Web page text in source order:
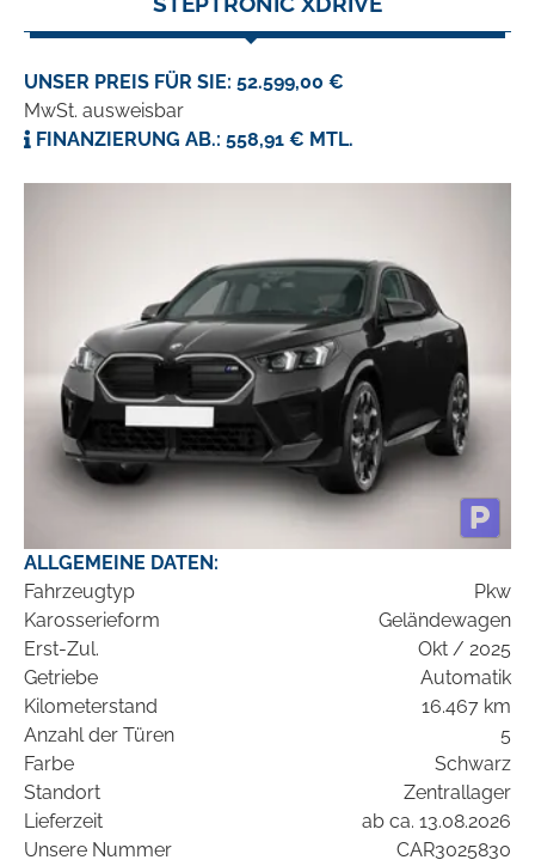
UNSER PREIS FÜR SIE: 52.599,00 €
MwSt. ausweisbar
FINANZIERUNG AB.: 558,91 € MTL.
ALLGEMEINE DATEN:
Fahrzeugtyp
Pkw
Karosserieform
Geländewagen
Erst-Zul.
Okt / 2025
Getriebe
Automatik
Kilometerstand
16.467 km
Anzahl der Türen
5
Farbe
Schwarz
Standort
Zentrallager
Lieferzeit
ab ca. 13.08.2026
Unsere Nummer
CAR3025830